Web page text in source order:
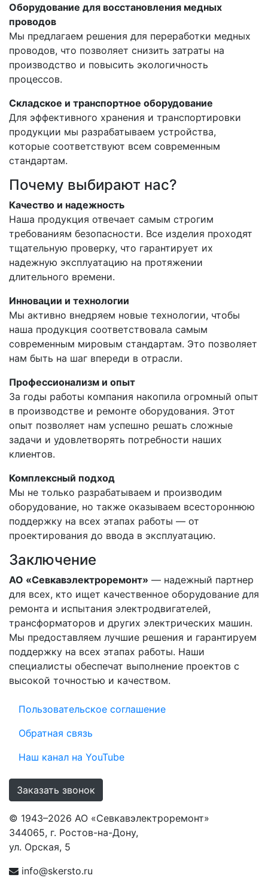
Оборудование для восстановления медных
проводов
Мы предлагаем решения для переработки медных
проводов, что позволяет снизить затраты на
производство и повысить экологичность
процессов.
Складское и транспортное оборудование
Для эффективного хранения и транспортировки
продукции мы разрабатываем устройства,
которые соответствуют всем современным
стандартам.
Почему выбирают нас?
Качество и надежность
Наша продукция отвечает самым строгим
требованиям безопасности. Все изделия проходят
тщательную проверку, что гарантирует их
надежную эксплуатацию на протяжении
длительного времени.
Инновации и технологии
Мы активно внедряем новые технологии, чтобы
наша продукция соответствовала самым
современным мировым стандартам. Это позволяет
нам быть на шаг впереди в отрасли.
Профессионализм и опыт
За годы работы компания накопила огромный опыт
в производстве и ремонте оборудования. Этот
опыт позволяет нам успешно решать сложные
задачи и удовлетворять потребности наших
клиентов.
Комплексный подход
Мы не только разрабатываем и производим
оборудование, но также оказываем всестороннюю
поддержку на всех этапах работы — от
проектирования до ввода в эксплуатацию.
Заключение
АО «Севкавэлектроремонт» — надежный партнер
для всех, кто ищет качественное оборудование для
ремонта и испытания электродвигателей,
трансформаторов и других электрических машин.
Мы предоставляем лучшие решения и гарантируем
поддержку на всех этапах работы. Наши
специалисты обеспечат выполнение проектов с
высокой точностью и качеством.
Пользовательское соглашение
Обратная связь
Наш канал на YouTube
Заказать звонок
© 1943–2026 АО «Севкавэлектроремонт»
344065, г. Ростов-на-Дону,
ул. Орская, 5
info@skersto.ru